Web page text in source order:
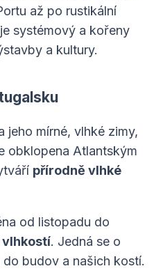
až po rustikální
systémový a kořeny
a kultury.
jeho mírné, vlhké zimy,
obklopena Atlantským
přírodně vlhké
od listopadu do
vlhkostí. Jedná se o
budov a našich kostí.